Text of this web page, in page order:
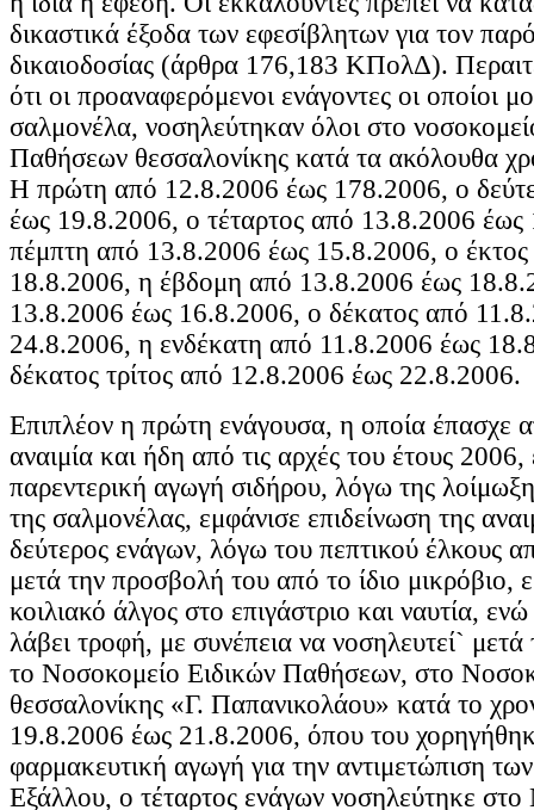
δικαστικά έξοδα των εφεσίβλητων για τον
δικαιοδοσίας (άρθρα 176,183 ΚΠολΔ).
ότι οι προαναφερόμενοι ενάγοντες οι οποίοι
σαλμονέλα, νοσηλεύτηκαν όλοι στο
Παθήσεων θεσσαλονίκης κατά τα ακόλουθα
Η πρώτη από 12.8.2006 έως 178.2006, ο
έως 19.8.2006, ο τέταρτος από 13.8.2006
πέμπτη από 13.8.2006 έως 15.8.2006, ο
18.8.2006, η έβδομη από 13.8.2006 έως
13.8.2006 έως 16.8.2006, ο δέκατος από
24.8.2006, η ενδέκατη από 11.8.2006 έως
δέκατος τρίτος από 12.8.2006 έως 22.8.2006.
Επιπλέον η πρώτη ενάγουσα, η οποία έπασχε
αναιμία και ήδη από τις αρχές του έτους 2006,
παρεντερική αγωγή σιδήρου, λόγω της
της σαλμονέλας, εμφάνισε επιδείνωση της
δεύτερος ενάγων, λόγω του πεπτικού έλκους
μετά την προσβολή του από το ίδιο μικρόβιο,
κοιλιακό άλγος στο επιγάστριο και ναυτία,
λάβει τροφή, με συνέπεια να νοσηλευτεί`
το Νοσοκομείο Ειδικών Παθήσεων, στο
θεσσαλονίκης «Γ. Παπανικολάου» κατά το
19.8.2006 έως 21.8.2006, όπου του
φαρμακευτική αγωγή για την αντιμετώπιση
Εξάλλου, ο τέταρτος ενάγων νοσηλεύτηκε